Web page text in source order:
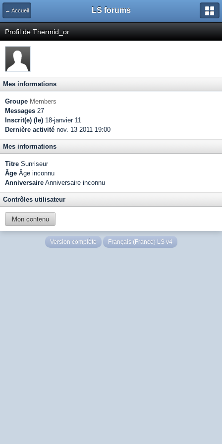
← Accueil LS forums
Profil de Thermid_or
Mes informations
Groupe Members
Messages 27
Inscrit(e) (le) 18-janvier 11
Dernière activité nov. 13 2011 19:00
Mes informations
Titre Sunriseur
Âge Âge inconnu
Anniversaire Anniversaire inconnu
Contrôles utilisateur
Mon contenu
Version complète Français (France) LS v4